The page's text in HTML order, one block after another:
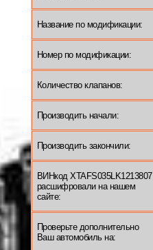
Название по модификации:
Номер по модификации:
Количество клапанов:
Производить начали:
Производить закончили:
ВИНкод XTAFS035LK1213807
расшифровали на нашем
сайте:
Проверьте дополнительно
Ваш автомобиль на: